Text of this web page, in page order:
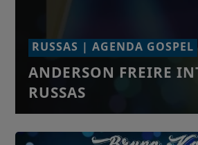
RUSSAS | AGENDA GOSPEL
ANDERSON FREIRE
RUSSAS